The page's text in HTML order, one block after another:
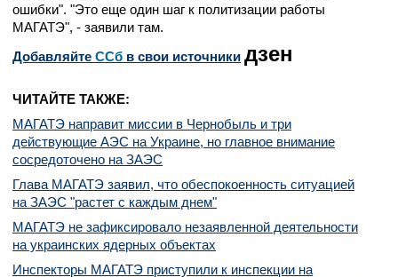
ошибки". "Это еще один шаг к политизации работы
МАГАТЭ", - заявили там.
Добавляйте CСб в свои источники дзен
ЧИТАЙТЕ ТАКЖЕ:
МАГАТЭ направит миссии в Чернобыль и три
действующие АЭС на Украине, но главное внимание
сосредоточено на ЗАЭС
Глава МАГАТЭ заявил, что обеспокоенность ситуацией
на ЗАЭС "растет с каждым днем"
МАГАТЭ не зафиксировало незаявленной деятельности
на украинских ядерных объектах
Инспекторы МАГАТЭ приступили к инспекции на